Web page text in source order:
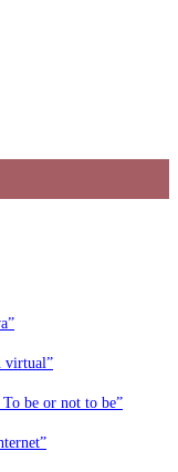
virtual”
be or not to be”